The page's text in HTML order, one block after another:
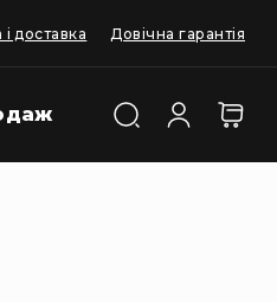
доставка Довічна гарантія